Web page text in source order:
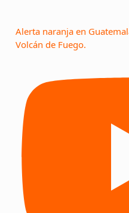
Alerta naranja en
Volcán de Fuego.